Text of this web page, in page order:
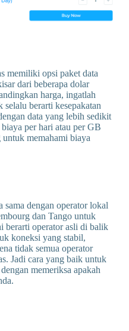
memiliki opsi paket data
dari beberapa dolar
harga, ingatlah
selalu berarti kesepakatan
data yang lebih sedikit
per hari atau per GB
memahami biaya
dengan operator lokal
dan Tango untuk
berarti operator asli di balik
koneksi yang stabil,
tidak semua operator
Jadi cara yang baik untuk
memeriksa apakah